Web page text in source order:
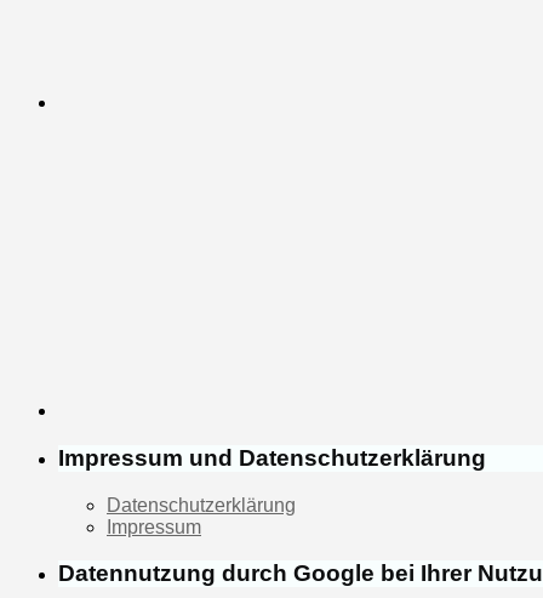
Impressum und Datenschutzerklärung
Datenschutzerklärung
Impressum
Datennutzung durch Google bei Ihrer